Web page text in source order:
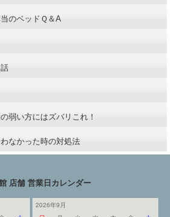
のベッドＱ＆A
弱い方にはズバリこれ！
なかった時の対処法
店舗 営業日カレンダー
2026年9月